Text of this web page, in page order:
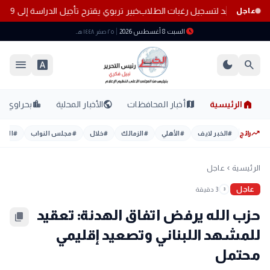
عاجل
غدًا.. آخر موعد لتسجيل رغبات الطلابخبير تربوي يقترح تأجيل الدراسة إلى 19 سبتمبر.. تعرف على الأسباب
schedule السبت 8 أغسطس 2026 ٢٥ صفر ١٤٤٨ هـ
search
dark_mode
font_download
menu
home الرئيسية mapأخبار المحافظات publicالأخبار المحلية location_cityبحراوي
trending_upرائج #الخبر لايف #الأهلي #الزمالك #خلال #مجلس النواب #
الرئيسية chevron_left عاجل
عاجل 3 3 دقيقة
حزب الله يرفض اتفاق الهدنة: تعقيد
للمشهد اللبناني وتصعيد إقليمي
محتمل
content_copy